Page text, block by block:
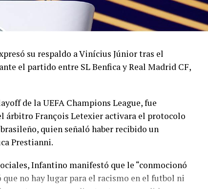
su respaldo a Vinícius Júnior tras el
el partido entre SL Benfica y Real Madrid CF,
de la UEFA Champions League, fue
árbitro François Letexier activara el protocolo
quien señaló haber recibido un
Prestianni.
Infantino manifestó que le “conmocionó
no hay lugar para el racismo en el futbol ni